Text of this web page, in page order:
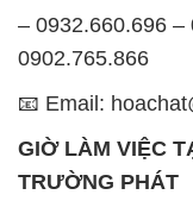
– 0932.660.696 –
0902.765.866
📧 Email:
GIỜ LÀM VIỆC
TRƯỜNG PHÁT